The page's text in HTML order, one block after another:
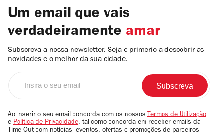
Um email que vais
verdadeiramente amar
Subscreva a nossa newsletter. Seja o primerio a descobrir as
novidades e o melhor da sua cidade.
email
Ao inserir o seu email concorda com os nossos Termos de Utilização
e Política de Privacidade, tal como concorda em receber emails da
Time Out com notícias, eventos, ofertas e promoções de parceiros.